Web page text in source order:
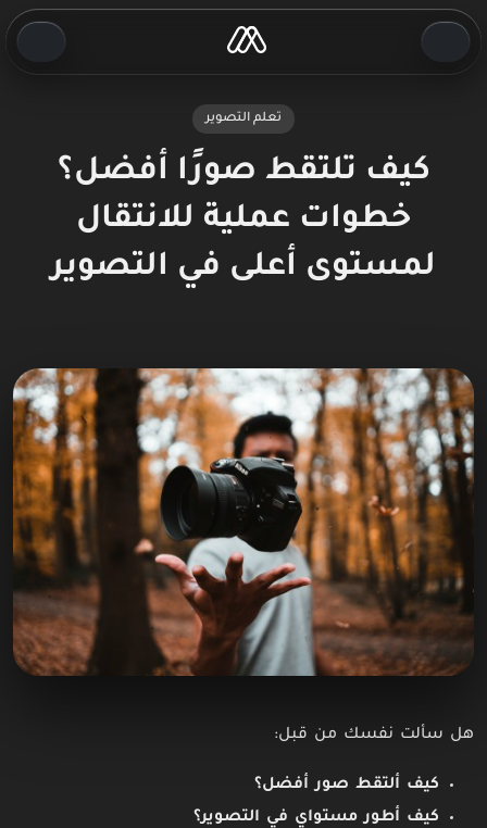
تعلم التصوير
كيف تلتقط صورًا أفضل؟
خطوات عملية للانتقال
لمستوى أعلى في التصوير
هل سألت نفسك من قبل:
كيف ألتقط صور أفضل؟
كيف أطور مستواي في التصوير؟